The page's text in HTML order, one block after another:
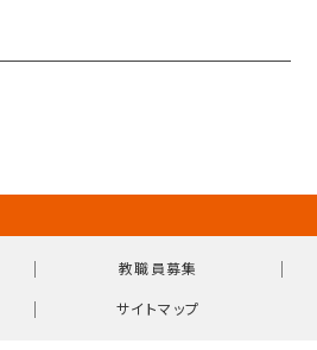
｜ 教職員募集 ｜
｜ サイトマップ